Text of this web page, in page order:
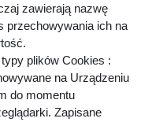
zawierają nazwę
przechowywania ich na
plików Cookies :
na Urządzeniu
do momentu
Zapisane